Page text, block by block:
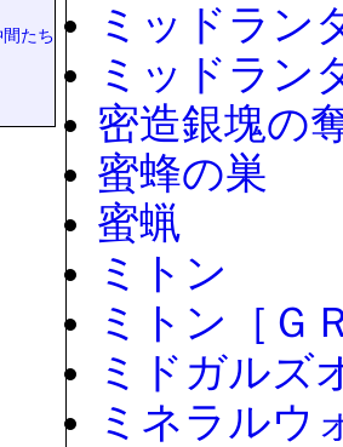
たち
ミッドラン
ミッドラン
密造銀塊の
蜜蜂の巣
蜜蝋
ミトン
ミトン［Ｇ
ミドガルズ
ミネラルウ